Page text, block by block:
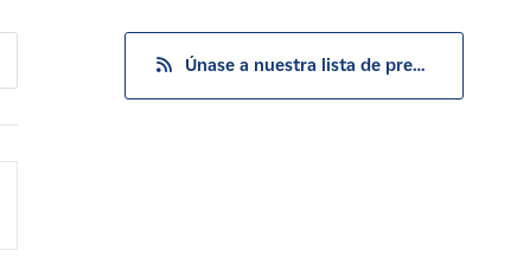
Únase a nuestra lista de prensa